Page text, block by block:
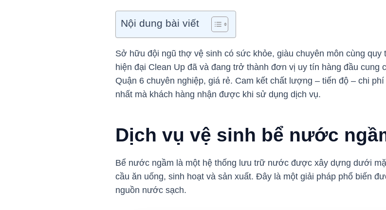
Nội dung bài viết
Sở hữu đội ngũ thợ vệ sinh có sức khỏe, giàu chuyên môn cùng quy
hiện đại Clean Up đã và đang trở thành đơn vị uy tín hàng đầu cung
Quận 6 chuyên nghiệp, giá rẻ. Cam kết chất lượng – tiến độ – chi
nhất mà khách hàng nhận được khi sử dụng dịch vụ.
Dịch vụ vệ sinh bể nước
Bể nước ngầm là một hệ thống lưu trữ nước được xây dựng dưới
cầu ăn uống, sinh hoạt và sản xuất. Đây là một giải pháp phổ biến
nguồn nước sạch.